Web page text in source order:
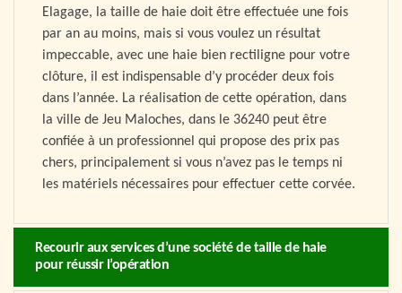
Elagage, la taille de haie doit être effectuée une fois
par an au moins, mais si vous voulez un résultat
impeccable, avec une haie bien rectiligne pour votre
clôture, il est indispensable d’y procéder deux fois
dans l’année. La réalisation de cette opération, dans
la ville de Jeu Maloches, dans le 36240 peut être
confiée à un professionnel qui propose des prix pas
chers, principalement si vous n’avez pas le temps ni
les matériels nécessaires pour effectuer cette corvée.
Recourir aux services d’une société de taille de haie
pour réussir l’opération